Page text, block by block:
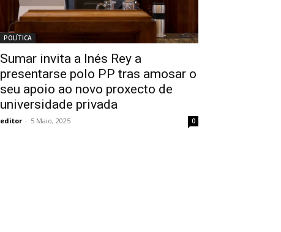
POLÍTICA
Sumar invita a Inés Rey a
presentarse polo PP tras amosar o
seu apoio ao novo proxecto de
universidade privada
editor - 5 Maio, 2025 0